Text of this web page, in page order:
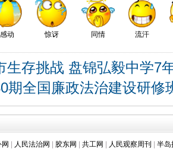
感动 惊讶 同情 流汗
生存挑战 盘锦弘毅中学7年
期全国廉政法治建设研修
人民法治网 胶东网 共工网 人民观察周刊 半岛